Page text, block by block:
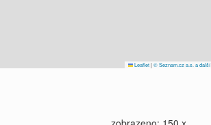
Leaflet|© Seznam.cz a.s. a další